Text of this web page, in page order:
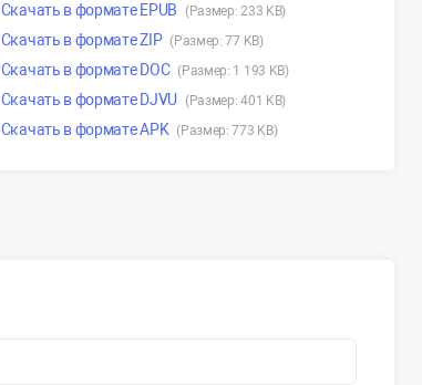
Скачать в формате EPUB (Размер: 233 KB)
Скачать в формате ZIP (Размер: 77 KB)
Скачать в формате DOC (Размер: 1 193 KB)
Скачать в формате DJVU (Размер: 401 KB)
Скачать в формате APK (Размер: 773 KB)